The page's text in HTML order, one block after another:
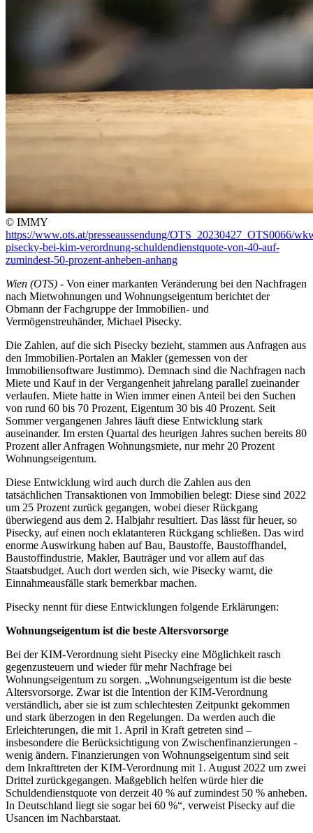
© IMMY
https://www.ots.at/presseaussendung/OTS_20230427_OTS0066/
pisecky-bei-kim-verordnung-schuldendienstquote-von-40-auf-
zumindest-50-prozent-anheben-anhang
Wien (OTS) - Von einer markanten Veränderung bei den Nachfragen
nach Mietwohnungen und Wohnungseigentum berichtet der
Obmann der Fachgruppe der Immobilien- und
Vermögenstreuhänder, Michael Pisecky.
Die Zahlen, auf die sich Pisecky bezieht, stammen aus Anfragen aus
den Immobilien-Portalen an Makler (gemessen von der
Immobiliensoftware Justimmo). Demnach sind die Nachfragen nach
Miete und Kauf in der Vergangenheit jahrelang parallel zueinander
verlaufen. Miete hatte in Wien immer einen Anteil bei den Suchen
von rund 60 bis 70 Prozent, Eigentum 30 bis 40 Prozent. Seit
Sommer vergangenen Jahres läuft diese Entwicklung stark
auseinander. Im ersten Quartal des heurigen Jahres suchen bereits 80
Prozent aller Anfragen Wohnungsmiete, nur mehr 20 Prozent
Wohnungseigentum.
Diese Entwicklung wird auch durch die Zahlen aus den
tatsächlichen Transaktionen von Immobilien belegt: Diese sind 2022
um 25 Prozent zurück gegangen, wobei dieser Rückgang
überwiegend aus dem 2. Halbjahr resultiert. Das lässt für heuer, so
Pisecky, auf einen noch eklatanteren Rückgang schließen. Das wird
enorme Auswirkung haben auf Bau, Baustoffe, Baustoffhandel,
Baustoffindustrie, Makler, Bauträger und vor allem auf das
Staatsbudget. Auch dort werden sich, wie Pisecky warnt, die
Einnahmeausfälle stark bemerkbar machen.
Pisecky nennt für diese Entwicklungen folgende Erklärungen:
Wohnungseigentum ist die beste Altersvorsorge
Bei der KIM-Verordnung sieht Pisecky eine Möglichkeit rasch
gegenzusteuern und wieder für mehr Nachfrage bei
Wohnungseigentum zu sorgen. „Wohnungseigentum ist die beste
Altersvorsorge. Zwar ist die Intention der KIM-Verordnung
verständlich, aber sie ist zum schlechtesten Zeitpunkt gekommen
und stark überzogen in den Regelungen. Da werden auch die
Erleichterungen, die mit 1. April in Kraft getreten sind –
insbesondere die Berücksichtigung von Zwischenfinanzierungen -
wenig ändern. Finanzierungen von Wohnungseigentum sind seit
dem Inkrafttreten der KIM-Verordnung mit 1. August 2022 um zwei
Drittel zurückgegangen. Maßgeblich helfen würde hier die
Schuldendienstquote von derzeit 40 % auf zumindest 50 % anheben.
In Deutschland liegt sie sogar bei 60 %“, verweist Pisecky auf die
Usancen im Nachbarstaat.